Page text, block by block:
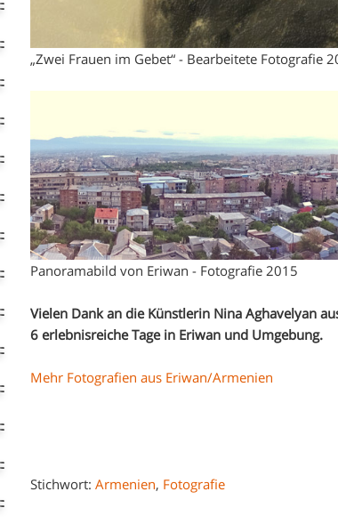
„Zwei Frauen im Gebet“ - Bearbeitete Fotografie
Panoramabild von Eriwan - Fotografie 2015
Vielen Dank an die Künstlerin Nina Aghavelyan
6 erlebnisreiche Tage in Eriwan und Umgebung.
Mehr Fotografien aus Eriwan/Armenien
Stichwort: Armenien, Fotografie